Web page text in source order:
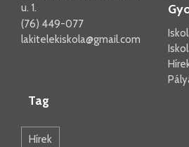
u. 1.
(76) 449-077
lakitelekiskola@gmail.com
Tag
Hírek